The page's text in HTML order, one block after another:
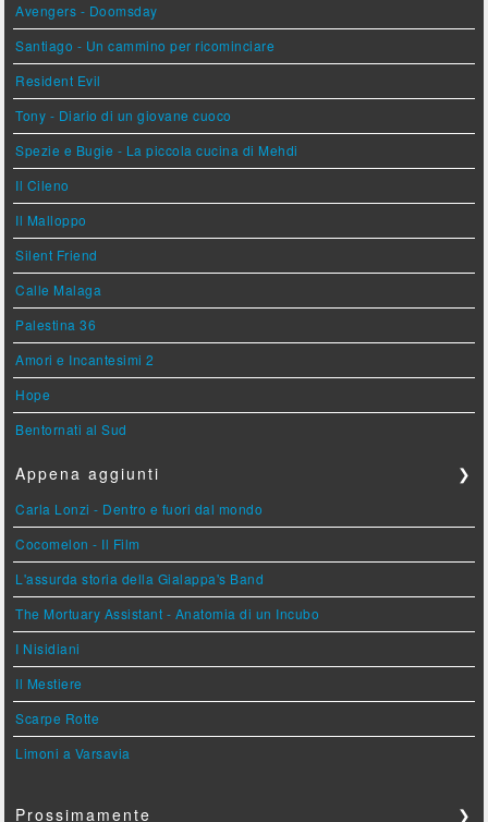
Avengers - Doomsday
Santiago - Un cammino per ricominciare
Resident Evil
Tony - Diario di un giovane cuoco
Spezie e Bugie - La piccola cucina di Mehdi
Il Cileno
Il Malloppo
Silent Friend
Calle Malaga
Palestina 36
Amori e Incantesimi 2
Hope
Bentornati al Sud
Appena aggiunti ❯
Carla Lonzi - Dentro e fuori dal mondo
Cocomelon - Il Film
L'assurda storia della Gialappa's Band
The Mortuary Assistant - Anatomia di un Incubo
I Nisidiani
Il Mestiere
Scarpe Rotte
Limoni a Varsavia
Prossimamente ❯